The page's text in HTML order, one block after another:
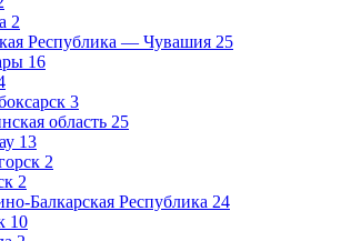
2
Республика — Чувашия 25
16
3
область 25
13
2
2
Балкарская Республика 24
10